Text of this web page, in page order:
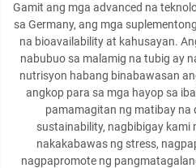
Gamit ang mga advanced na
sa Germany, ang mga
na bioavailability at kahusayan.
nabubuo sa malamig na tubig ay
nutrisyon habang binabawasan
angkop para sa mga hayop sa
pamamagitan ng matibay na
sustainability, nagbibigay kami
nakakabawas ng stress,
nagpapromote ng